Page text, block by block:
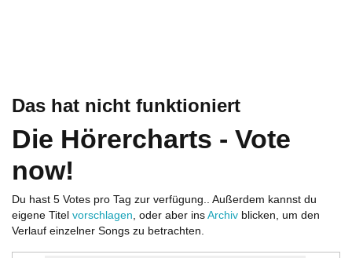
Das hat nicht funktioniert
Die Hörercharts - Vote
now!
Du hast 5 Votes pro Tag zur verfügung.. Außerdem kannst du
eigene Titel vorschlagen, oder aber ins Archiv blicken, um den
Verlauf einzelner Songs zu betrachten.